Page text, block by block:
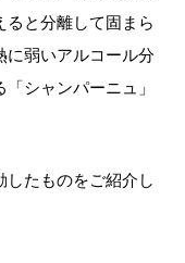
ると分離して固まら
に弱いアルコール分
シャンパーニュ」
したものをご紹介し